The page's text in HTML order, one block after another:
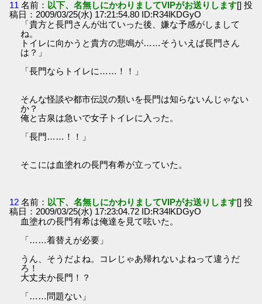
11 名前： 以下、名無しにかわりましてVIPがお送りします[] 投
稿日：2009/03/25(水) 17:21:54.80 ID:R34lKDGyO
「貴方と長門さんが出ていった後、嫌な予感がしまして
ね。
トイレに向かうと貴方の悲鳴が……そういえば長門さん
は？」
「長門ならトイレに……！！」
そんな怪談や都市伝説の類いを長門は知らないんじゃない
か？
俺と古泉は急いで女子トイレに入った。
「長門……！！」
そこには血塗れの長門有希が立っていた。
12 名前： 以下、名無しにかわりましてVIPがお送りします[] 投
稿日：2009/03/25(水) 17:23:04.72 ID:R34lKDGyO
血塗れの長門有希は俺達を見て呟いた。
「……着替えが必要」
うん、そうだよね。コレじゃあ帰れないよねって違うだ
ろ！
大丈夫か長門！？
「……問題ない」